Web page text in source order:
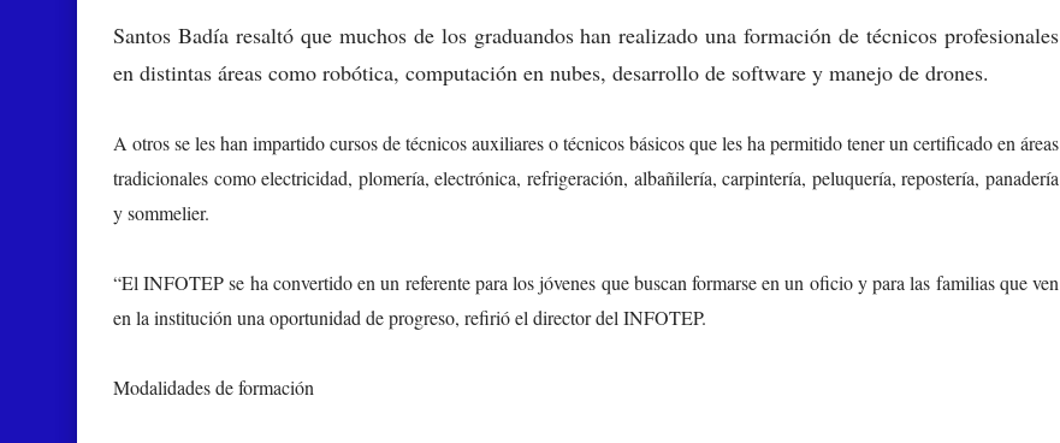
Santos Badía resaltó que muchos de los graduandos han realizado una formación de técnicos profesionales
en distintas áreas como robótica, computación en nubes, desarrollo de software y manejo de drones.
A otros se les han impartido cursos de técnicos auxiliares o técnicos básicos que les ha permitido tener un certificado en áreas
tradicionales como electricidad, plomería, electrónica, refrigeración, albañilería, carpintería, peluquería, repostería, panadería
y sommelier.
“El INFOTEP se ha convertido en un referente para los jóvenes que buscan formarse en un oficio y para las familias que ven
en la institución una oportunidad de progreso, refirió el director del INFOTEP.
Modalidades de formación